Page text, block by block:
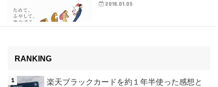
2018.01.05
RANKING
楽天ブラックカードを約１年半使った感想と